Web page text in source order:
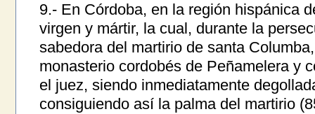
9.- En Córdoba, en la región hispánica
virgen y mártir, la cual, durante la
sabedora del martirio de santa
monasterio cordobés de Peñamelera y
el juez, siendo inmediatamente
consiguiendo así la palma del martirio